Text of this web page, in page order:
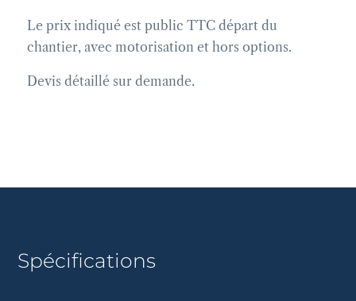
Le prix indiqué est public TTC départ du
chantier, avec motorisation et hors options.
Devis détaillé sur demande.
Spécifications